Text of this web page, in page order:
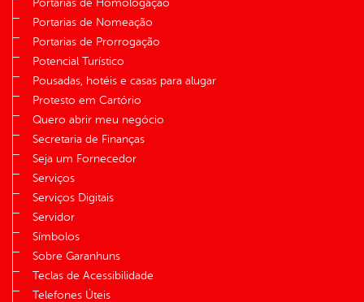
Portarias de Homologação
Portarias de Nomeação
Portarias de Prorrogação
Potencial Turístico
Pousadas, hotéis e casas para alugar
Protesto em Cartório
Quero abrir meu negócio
Secretaria de Finanças
Seja um Fornecedor
Serviços
Serviços Digitais
Servidor
Símbolos
Sobre Garanhuns
Teclas de Acessibilidade
Telefones Úteis